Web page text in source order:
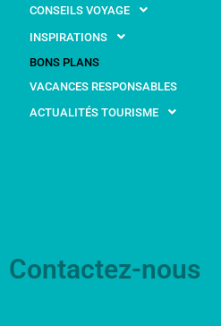
CONSEILS VOYAGE
INSPIRATIONS
BONS PLANS
VACANCES RESPONSABLES
ACTUALITÉS TOURISME
Contactez-nous